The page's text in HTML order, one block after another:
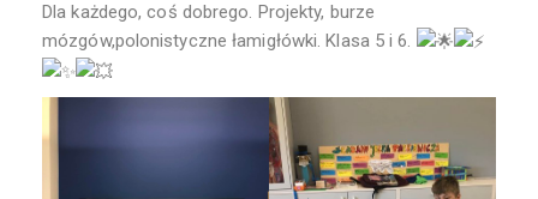
Dla każdego, coś dobrego. Projekty, burze
mózgów,polonistyczne łamigłówki. Klasa 5 i 6.